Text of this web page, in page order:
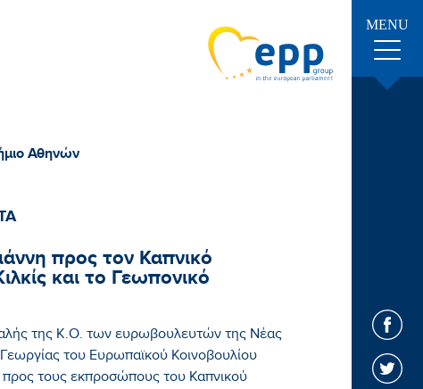
MENU
Αθηνών
προς τον Καπνικό
και το Γεωπονικό
της Κ.Ο. των ευρωβουλευτών της Νέας
του Ευρωπαϊκού Κοινοβουλίου
τους εκπροσώπους του Καπνικού